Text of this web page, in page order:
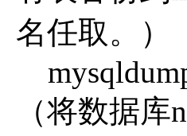
名任取。）
（将数据